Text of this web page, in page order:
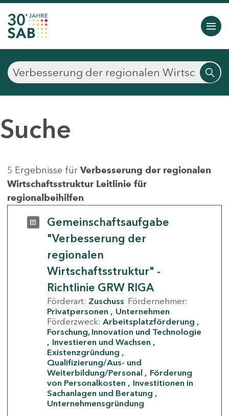
Suche
5 Ergebnisse für Verbesserung der regionalen
Wirtschaftsstruktur Leitlinie für
regionalbeihilfen
Gemeinschaftsaufgabe
"Verbesserung der
regionalen
Wirtschaftsstruktur" -
Richtlinie GRW RIGA
Förderart: Zuschuss Fördernehmer:
Privatpersonen
Unternehmen
Förderzweck: Arbeitsplatzförderung
Forschung, Innovation und Technologie
Investieren und Wachsen
Existenzgründung
Qualifizierung/Aus- und
Weiterbildung/Personal
Förderung
von Personalkosten
Investitionen in
Sachanlagen und Beratung
Unternehmensgründung